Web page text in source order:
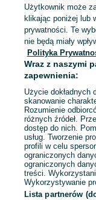
Najwięcej miejsc pracy
administrator
kierowca
lekarz
nauczyciel,
pielęgniarka i
administrator
programista.
Tak niski poziom
Przeciętne miesięczne
sektorze
sektorze
zakładach
administracji
Najniższe płace w
Mapa miejscowości
Mapa ministron
Popularne wyszukiwania
Użytkownik może
klikając poniżej lub
prywatności. Te
nie będą miały
Polityka
Wraz z naszymi
zapewnienia:
Użycie dokładnych
skanowanie
Rozumienie
różnych źródeł.
dostęp do nich.
usług. Tworzenie
profili w celu
ograniczonych
ograniczonych
treści.
Wykorzystywanie
Lista partnerów